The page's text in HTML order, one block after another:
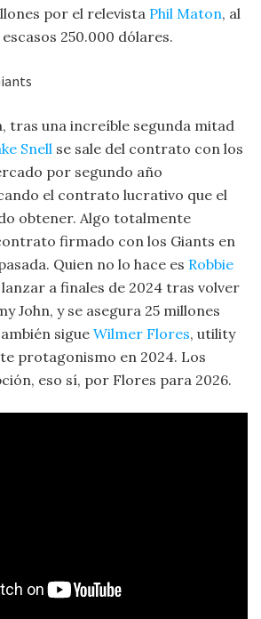
por el relevista Phil Maton, al
250.000 dólares.
tras una increíble segunda mitad
Snell se sale del contrato con los
por segundo año
el contrato lucrativo que el
obtener. Algo totalmente
firmado con los Giants en
Quien no lo hace es Robbie
a finales de 2024 tras volver
John, y se asegura 25 millones
sigue Wilmer Flores, utility
protagonismo en 2024. Los
eso sí, por Flores para 2026.